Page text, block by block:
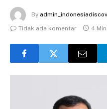
By
Tidak ada komentar
4